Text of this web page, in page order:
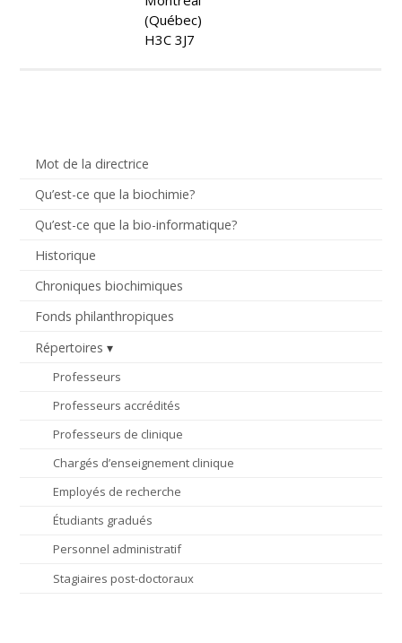
Mot de la directrice
Qu’est-ce que la biochimie?
Qu’est-ce que la bio-informatique?
Historique
Chroniques biochimiques
Fonds philanthropiques
Répertoires
Professeurs
Professeurs accrédités
Professeurs de clinique
Chargés d’enseignement clinique
Employés de recherche
Étudiants gradués
Personnel administratif
Stagiaires post-doctoraux
(Québec)
H3C 3J7